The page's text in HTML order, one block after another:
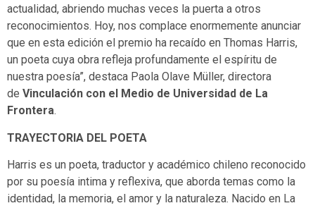
actualidad, abriendo muchas veces la puerta a otros
reconocimientos. Hoy, nos complace enormemente anunciar
que en esta edición el premio ha recaído en Thomas Harris,
un poeta cuya obra refleja profundamente el espíritu de
nuestra poesía”, destaca Paola Olave Müller, directora
de Vinculación con el Medio de Universidad de La
Frontera.
TRAYECTORIA DEL POETA
Harris es un poeta, traductor y académico chileno reconocido
por su poesía intima y reflexiva, que aborda temas como la
identidad, la memoria, el amor y la naturaleza. Nacido en La